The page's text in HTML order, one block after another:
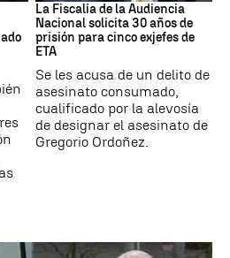
La Fiscalía de la Audiencia
Nacional solicita 30 años de
prisión para cinco exjefes de
ETA
Se les acusa de un delito de
asesinato consumado,
cualificado por la alevosía
de designar el asesinato de
Gregorio Ordoñez.